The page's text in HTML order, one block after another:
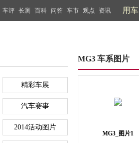
车评 长测 百科 问答 车市 观点 资讯 用车
精彩车展
汽车赛事
2014活动图片
MG3 车系图片
MG3_图片1